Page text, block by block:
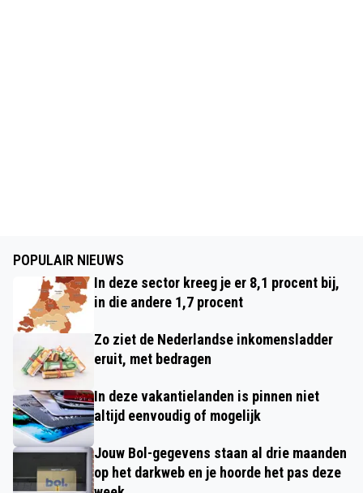
POPULAIR NIEUWS
In deze sector kreeg je er 8,1 procent bij,
in die andere 1,7 procent
Zo ziet de Nederlandse inkomensladder
eruit, met bedragen
In deze vakantielanden is pinnen niet
altijd eenvoudig of mogelijk
Jouw Bol-gegevens staan al drie maanden
op het darkweb en je hoorde het pas deze